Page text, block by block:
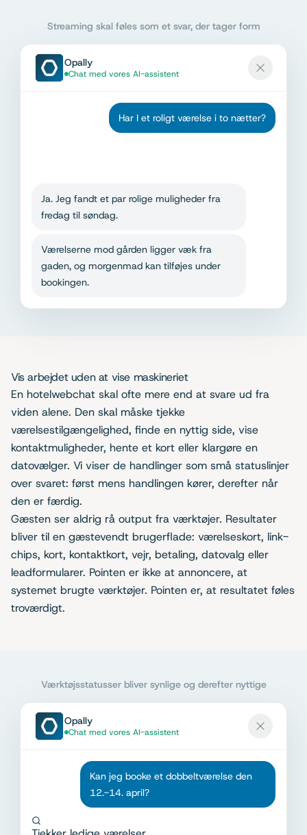
Streaming skal føles som et svar, der tager form
Opally
Chat med vores AI-assistent
Har I et roligt værelse i to nætter?
Ja. Jeg fandt et par rolige muligheder fra
fredag til søndag.
Værelserne mod gården ligger væk fra
gaden, og morgenmad kan tilføjes under
bookingen.
Vis arbejdet uden at vise maskineriet
En hotelwebchat skal ofte mere end at svare ud fra
viden alene. Den skal måske tjekke
værelsestilgængelighed, finde en nyttig side, vise
kontaktmuligheder, hente et kort eller klargøre en
datovælger. Vi viser de handlinger som små statuslinjer
over svaret: først mens handlingen kører, derefter når
den er færdig.
Gæsten ser aldrig rå output fra værktøjer. Resultater
bliver til en gæstevendt brugerflade: værelseskort, link-
chips, kort, kontaktkort, vejr, betaling, datovalg eller
leadformularer. Pointen er ikke at annoncere, at
systemet brugte værktøjer. Pointen er, at resultatet føles
troværdigt.
Værktøjsstatusser bliver synlige og derefter nyttige
Opally
Chat med vores AI-assistent
Kan jeg booke et dobbeltværelse den
12.-14. april?